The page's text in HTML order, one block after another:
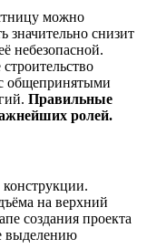
можно
значительно снизит
небезопасной.
общепринятыми
Правильные
ролей.
конструкции.
на верхний
создания проекта
выделению